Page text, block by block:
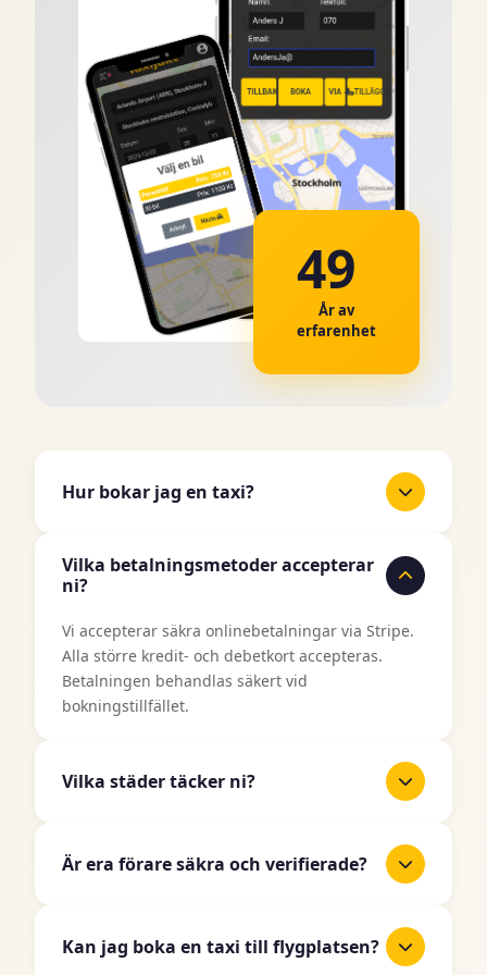
49
År av
erfarenhet
Hur bokar jag en taxi?
Använd vårt bokningsformulär ovan, ange din
upphämtningsplats och destination, välj datum
och tid, och välj sedan din önskade fordonstyp.
Du får ett omedelbart pris innan du bekräftar din
bokning.
Vilka betalningsmetoder accepterar
ni?
Vi accepterar säkra onlinebetalningar via Stripe.
Alla större kredit- och debetkort accepteras.
Betalningen behandlas säkert vid
bokningstillfället.
Vilka städer täcker ni?
inklusive Stockholm, Göteborg, Malmö, Uppsala,
expanderar kontinuerligt till fler områden.
Är era förare säkra och verifierade?
professionella förare som har genomgått
noggranna bakgrundskontroller och verifiering.
Kan jag boka en taxi till flygplatsen?